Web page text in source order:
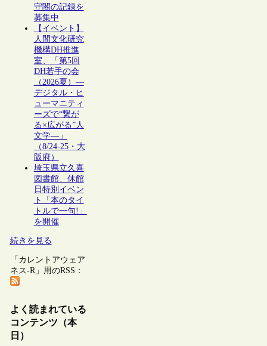
守閣の記録を
募集中
【イベント】
人間文化研究
機構DH推進
室、「第5回
DH若手の会
（2026夏）―
デジタル・ヒ
ューマニティ
ーズで“繋が
る×広がる”人
文学―」
（8/24-25・大
阪府）
埼玉県立久喜
図書館、休館
日特別イベン
ト「本のタイ
トルで一句!」
を開催
続きを見る
「カレントアウェア
ネス-R」用のRSS：
よく読まれている
コンテンツ（本
日）